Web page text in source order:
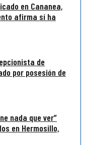
en Cananea,
afirma sí ha
de
por posesión de
nada que ver”
en Hermosillo,